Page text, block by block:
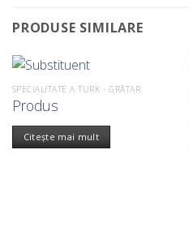
PRODUSE SIMILARE
SPECIALITATE A TURK - GRĂTAR
Produs
Citește mai mult